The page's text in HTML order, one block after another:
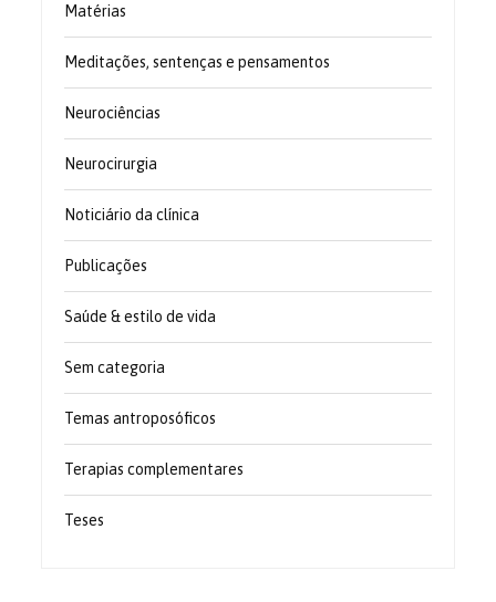
Matérias
Meditações, sentenças e pensamentos
Neurociências
Neurocirurgia
Noticiário da clínica
Publicações
Saúde & estilo de vida
Sem categoria
Temas antroposóficos
Terapias complementares
Teses